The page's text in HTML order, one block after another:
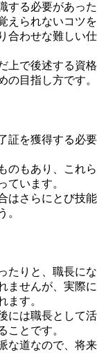
する必要があった
えられないコツを
合わせな難しい仕
上で後述する資格
の目指し方です。
証を獲得する必要
のもあり、これら
ています。
はさらにとび技能
。
たりと、職長にな
ませんが、実際に
ます。
には職長として活
ことです。
な道なので、将来